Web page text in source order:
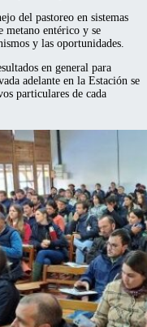
del pastoreo en sistemas
metano entérico y se
y las oportunidades.
en general para
adelante en la Estación se
particulares de cada